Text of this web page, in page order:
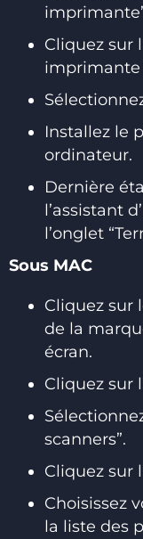
Cliquez sur
imprimante
Installez le
ordinateur.
Dernière
l’assistant
l’onglet
Sous MAC
Cliquez sur
de la
écran.
Cliquez sur
scanners”.
Cliquez sur
Choisissez
la liste des